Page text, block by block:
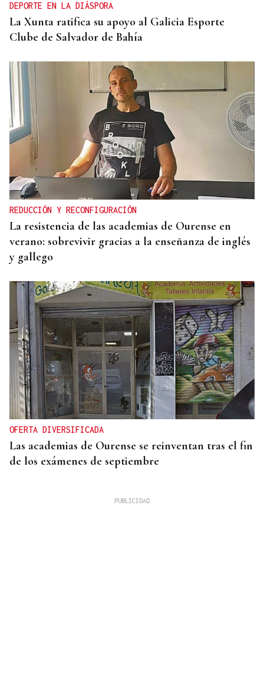
DEPORTE EN LA DIÁSPORA
La Xunta ratifica su apoyo al Galicia Esporte
Clube de Salvador de Bahía
REDUCCIÓN Y RECONFIGURACIÓN
La resistencia de las academias de Ourense en
verano: sobrevivir gracias a la enseñanza de inglés
y gallego
OFERTA DIVERSIFICADA
Las academias de Ourense se reinventan tras el fin
de los exámenes de septiembre